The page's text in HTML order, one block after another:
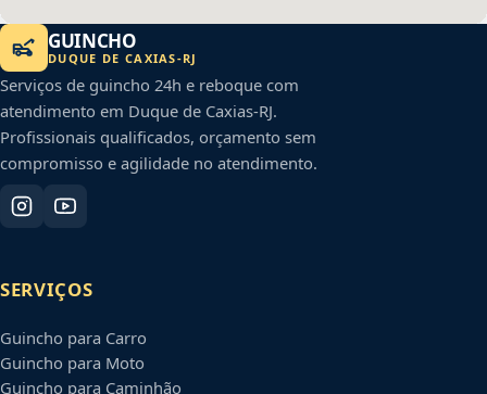
GUINCHO
DUQUE DE CAXIAS-RJ
Serviços de guincho 24h e reboque com
atendimento em Duque de Caxias-RJ.
Profissionais qualificados, orçamento sem
compromisso e agilidade no atendimento.
SERVIÇOS
Guincho para Carro
Guincho para Moto
Guincho para Caminhão